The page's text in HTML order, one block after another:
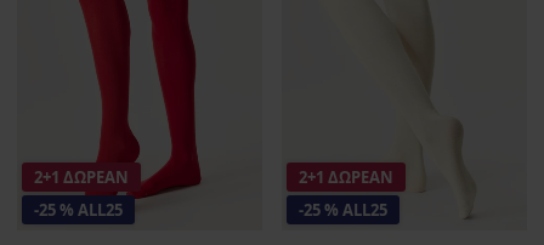
2+1 ΔΩΡΕΑΝ
-25 % ALL25
2+1 ΔΩΡΕΑΝ
-25 % ALL25